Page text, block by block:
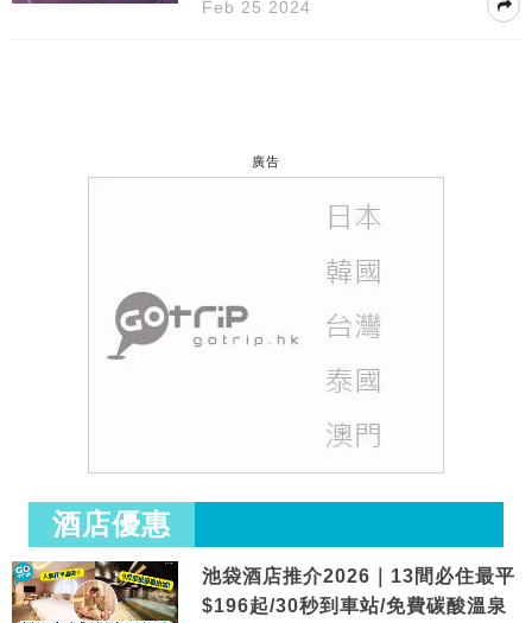
Feb 25 2024
廣告
酒店優惠
池袋酒店推介2026｜13間必住最平
$196起/30秒到車站/免費碳酸溫泉